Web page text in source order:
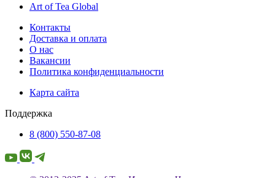
Art of Tea Global
Контакты
Доставка и оплата
О нас
Вакансии
Политика конфиденциальности
Карта сайта
Поддержка
8 (800) 550-87-08